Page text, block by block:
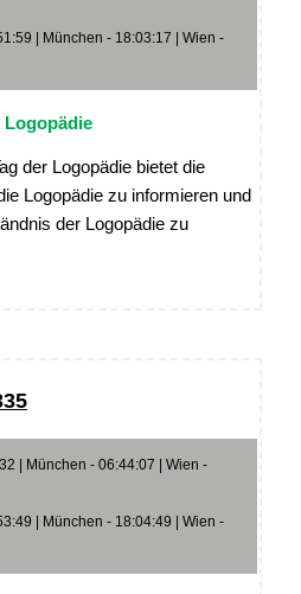
| München - 18:03:17 | Wien -
Logopädie
der Logopädie bietet die
Logopädie zu informieren und
der Logopädie zu
| München - 06:44:07 | Wien -
| München - 18:04:49 | Wien -